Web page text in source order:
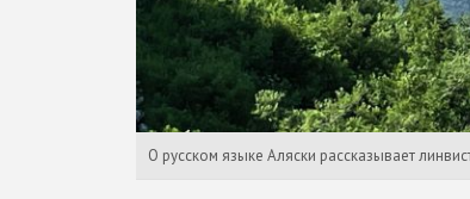
О русском языке Аляски рассказывает